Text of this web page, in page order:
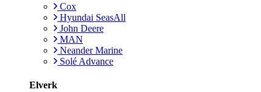
Cox
Hyundai SeasAll
John Deere
MAN
Neander Marine
Solé Advance
Elverk